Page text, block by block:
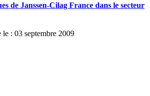
de Janssen-Cilag France dans le secteur
: 03 septembre 2009